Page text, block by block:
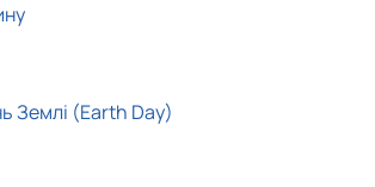
Землі (Earth Day)